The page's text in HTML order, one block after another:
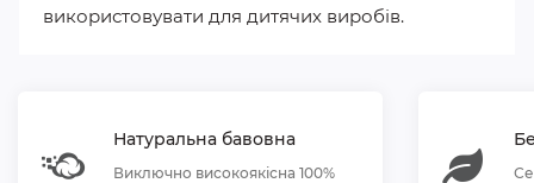
використовувати для дитячих виробів.
Натуральна бавовна
Виключно високоякісна 100%